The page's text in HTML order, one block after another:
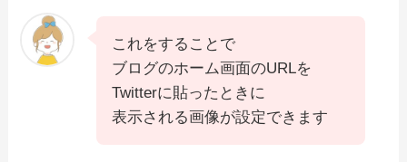
これをすることで
ブログのホーム画面のURLを
Twitterに貼ったときに
表示される画像が設定できます